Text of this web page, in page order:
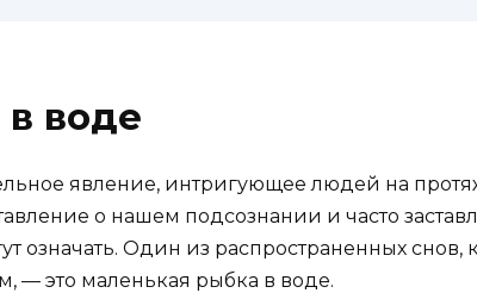
воде
явление, интригующее людей на
о нашем подсознании и часто
означать. Один из распространенных снов,
— это маленькая рыбка в воде.